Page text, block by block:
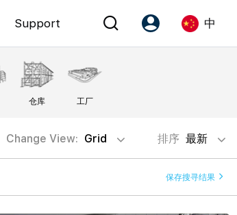
Support
为 PX Friends
Friends 登录
Suite
中
Language
EN
中
仓库 工厂
Change View: Grid 排序 最新
保存搜寻结果